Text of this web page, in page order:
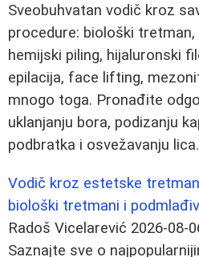
Sveobuhvatan vodič kroz
procedure: biološki
hemijski piling, hijaluronski
epilacija, face lifting,
mnogo toga. Pronađite
uklanjanju bora, podizanju
podbratka i osvežavanju lica.
Vodič kroz estetske
biološki tretmani i
Radoš Vicelarević 2026-08-
Saznajte sve o